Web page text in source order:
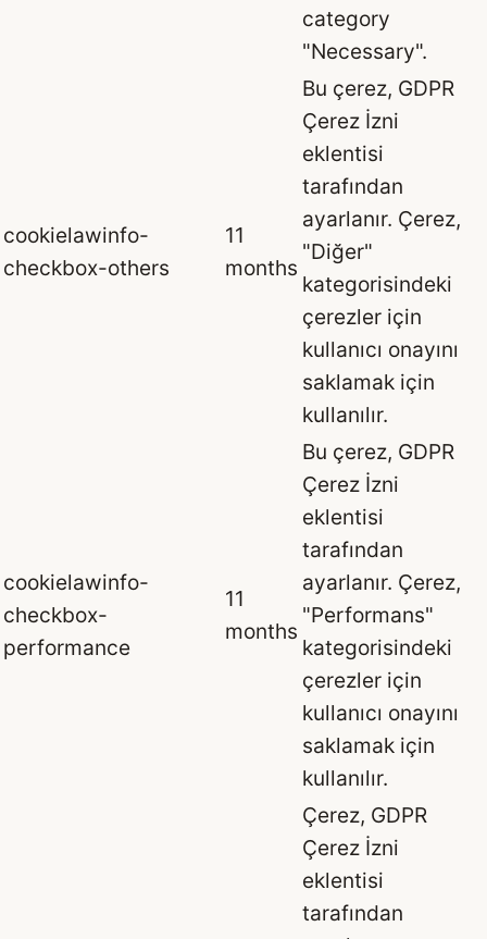
category
"Necessary".
cookielawinfo-
checkbox-others
11
months
Bu çerez, GDPR
Çerez İzni
eklentisi
tarafından
ayarlanır. Çerez,
"Diğer"
kategorisindeki
çerezler için
kullanıcı onayını
saklamak için
kullanılır.
cookielawinfo-
checkbox-
performance
11
months
Bu çerez, GDPR
Çerez İzni
eklentisi
tarafından
ayarlanır. Çerez,
"Performans"
kategorisindeki
çerezler için
kullanıcı onayını
saklamak için
kullanılır.
Çerez, GDPR
Çerez İzni
eklentisi
tarafından